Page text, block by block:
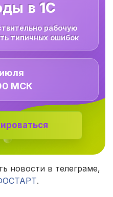
в1С
рабочую
типичных ошибок
МСК
новости в телеграме,
.